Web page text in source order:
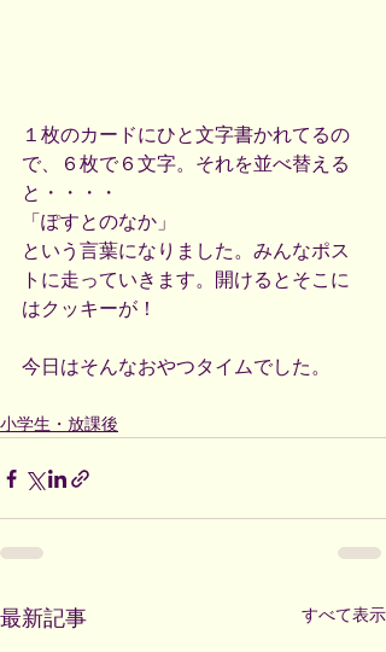
１枚のカードにひと文字書かれてるの
で、６枚で６文字。それを並べ替える
と・・・・
「ぽすとのなか」
という言葉になりました。みんなポス
トに走っていきます。開けるとそこに
はクッキーが！
今日はそんなおやつタイムでした。
小学生・放課後
最新記事 すべて表示